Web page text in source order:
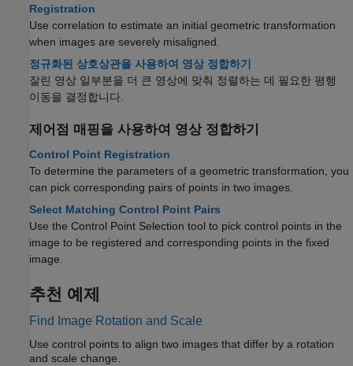
Registration
Use correlation to estimate an initial geometric transformation
when images are severely misaligned.
정규화된 상호상관을 사용하여 영상 정합하기
잘린 영상 일부분을 더 큰 영상에 맞춰 정렬하는 데 필요한 평행
이동을 결정합니다.
제어점 매핑을 사용하여 영상 정합하기
Control Point Registration
To determine the parameters of a geometric transformation, you
can pick corresponding pairs of points in two images.
Select Matching Control Point Pairs
Use the Control Point Selection tool to pick control points in the
image to be registered and corresponding points in the fixed
image.
추천 예제
Find Image Rotation and Scale
Use control points to align two images that differ by a rotation
and scale change.